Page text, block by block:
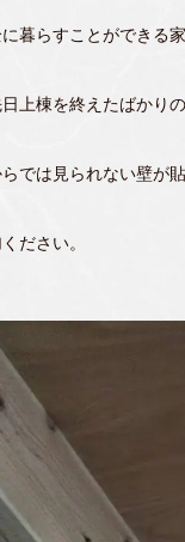
暮らすことができる家
上棟を終えたばかり
では見られない壁が
ださい。